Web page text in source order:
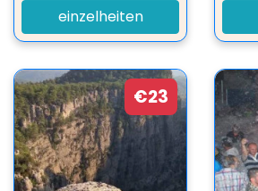
einzelheiten
€23